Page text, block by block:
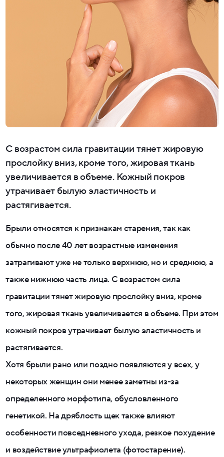
С возрастом сила гравитации тянет жировую
прослойку вниз, кроме того, жировая ткань
увеличивается в объеме. Кожный покров
утрачивает былую эластичность и
растягивается.
Брыли относятся к признакам старения, так как
обычно после 40 лет возрастные изменения
затрагивают уже не только верхнюю, но и среднюю, а
также нижнюю часть лица. С возрастом сила
гравитации тянет жировую прослойку вниз, кроме
того, жировая ткань увеличивается в объеме. При этом
кожный покров утрачивает былую эластичность и
растягивается.
Хотя брыли рано или поздно появляются у всех, у
некоторых женщин они менее заметны из-за
определенного морфотипа, обусловленного
генетикой. На дряблость щек также влияют
особенности повседневного ухода, резкое похудение
и воздействие ультрафиолета (фотостарение).